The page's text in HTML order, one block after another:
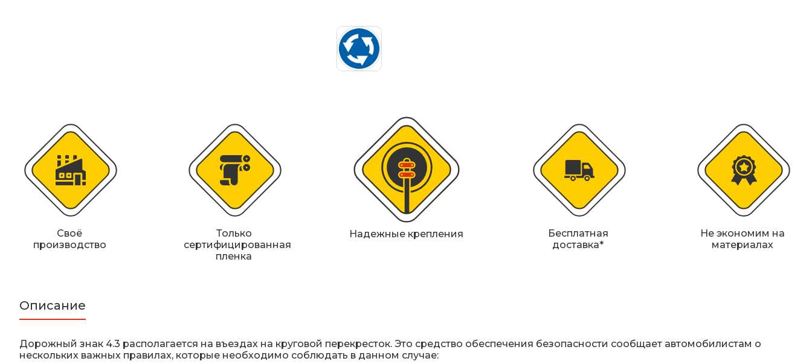
Знаки магистральных газопроводов Дорожное оборудование
Железнодорожные путевые знаки
Своё
производство
Только
сертифицированная
пленка
Надежные крепления
Бесплатная
доставка*
Не экономим на
материалах
Описание
Дорожный знак 4.3 располагается на въездах на круговой перекресток. Это средство обеспечения безопасности сообщает автомобилистам о
нескольких важных правилах, которые необходимо соблюдать в данном случае: